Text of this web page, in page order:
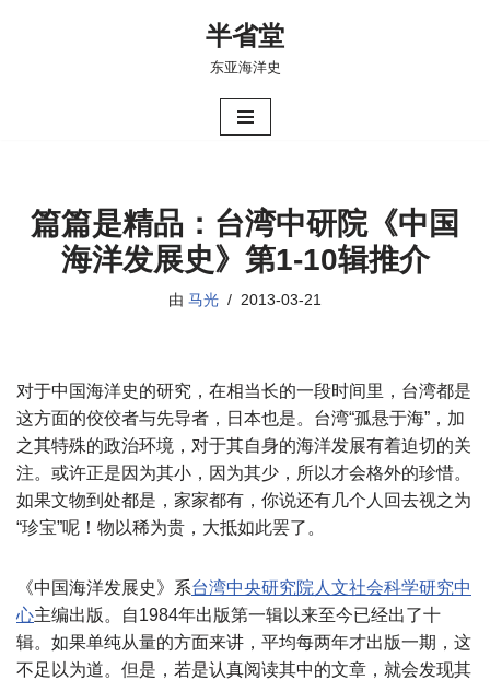
半省堂
东亚海洋史
篇篇是精品：台湾中研院《中国
海洋发展史》第1-10辑推介
由 马光 2013-03-21
对于中国海洋史的研究，在相当长的一段时间里，台湾都是
这方面的佼佼者与先导者，日本也是。台湾“孤悬于海”，加
之其特殊的政治环境，对于其自身的海洋发展有着迫切的关
注。或许正是因为其小，因为其少，所以才会格外的珍惜。
如果文物到处都是，家家都有，你说还有几个人回去视之为
“珍宝”呢！物以稀为贵，大抵如此罢了。
《中国海洋发展史》系台湾中央研究院人文社会科学研究中
心主编出版。自1984年出版第一辑以来至今已经出了十
辑。如果单纯从量的方面来讲，平均每两年才出版一期，这
不足以为道。但是，若是认真阅读其中的文章，就会发现其